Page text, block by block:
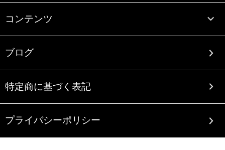
コンテンツ
ブログ
特定商に基づく表記
プライバシーポリシー